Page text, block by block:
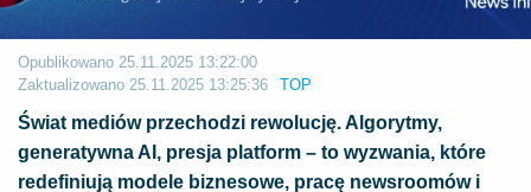
Opublikowano 25.11.2025 13:22:00
Zaktualizowano 25.11.2025 13:25:36 TOP
Świat mediów przechodzi rewolucję. Algorytmy,
generatywna AI, presja platform – to wyzwania, które
redefiniują modele biznesowe, pracę newsroomów i